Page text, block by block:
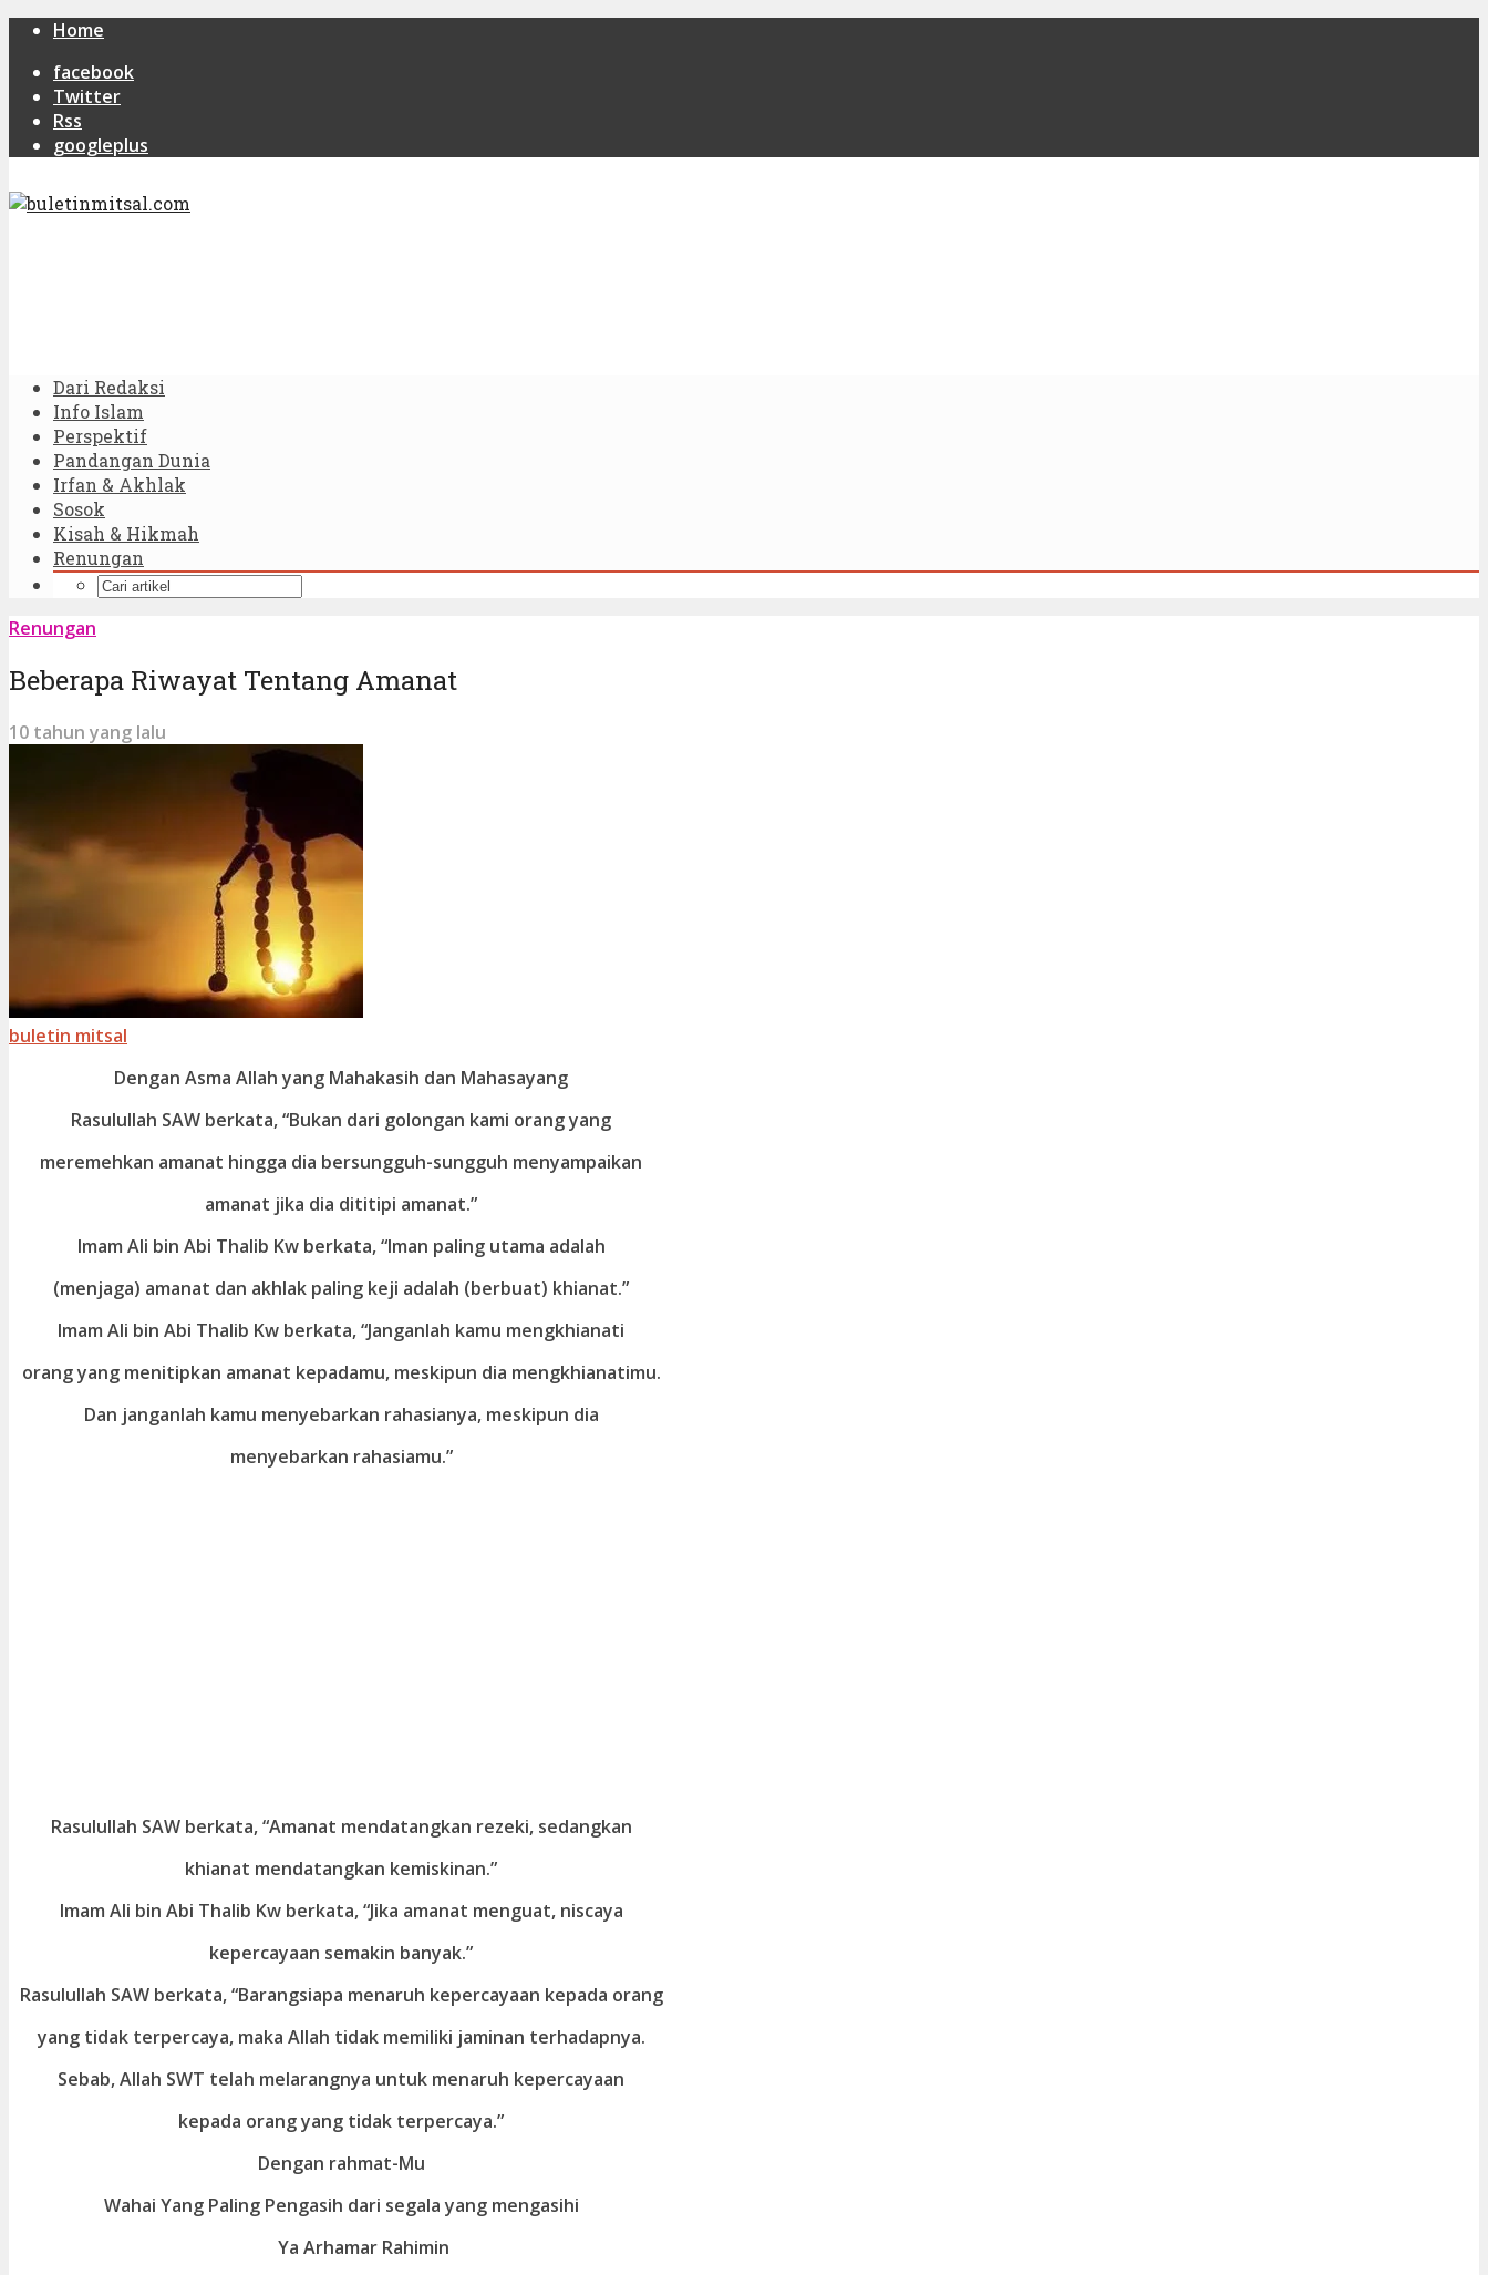
Home
facebook
Twitter
Rss
googleplus
Dari Redaksi
Info Islam
Perspektif
Pandangan Dunia
Irfan & Akhlak
Sosok
Kisah & Hikmah
Renungan
Renungan
Beberapa Riwayat Tentang Amanat
10 tahun yang lalu
buletin mitsal
Dengan Asma Allah yang Mahakasih dan Mahasayang
Rasulullah SAW berkata, “Bukan dari golongan kami orang yang
meremehkan amanat hingga dia bersungguh-sungguh menyampaikan
amanat jika dia dititipi amanat.”
Imam Ali bin Abi Thalib Kw berkata, “Iman paling utama adalah
(menjaga) amanat dan akhlak paling keji adalah (berbuat) khianat.”
Imam Ali bin Abi Thalib Kw berkata, “Janganlah kamu mengkhianati
orang yang menitipkan amanat kepadamu, meskipun dia mengkhianatimu.
Dan janganlah kamu menyebarkan rahasianya, meskipun dia
menyebarkan rahasiamu.”
Rasulullah SAW berkata, “Amanat mendatangkan rezeki, sedangkan
khianat mendatangkan kemiskinan.”
Imam Ali bin Abi Thalib Kw berkata, “Jika amanat menguat, niscaya
kepercayaan semakin banyak.”
Rasulullah SAW berkata, “Barangsiapa menaruh kepercayaan kepada orang
yang tidak terpercaya, maka Allah tidak memiliki jaminan terhadapnya.
Sebab, Allah SWT telah melarangnya untuk menaruh kepercayaan
kepada orang yang tidak terpercaya.”
Dengan rahmat-Mu
Wahai Yang Paling Pengasih dari segala yang mengasihi
Ya Arhamar Rahimin